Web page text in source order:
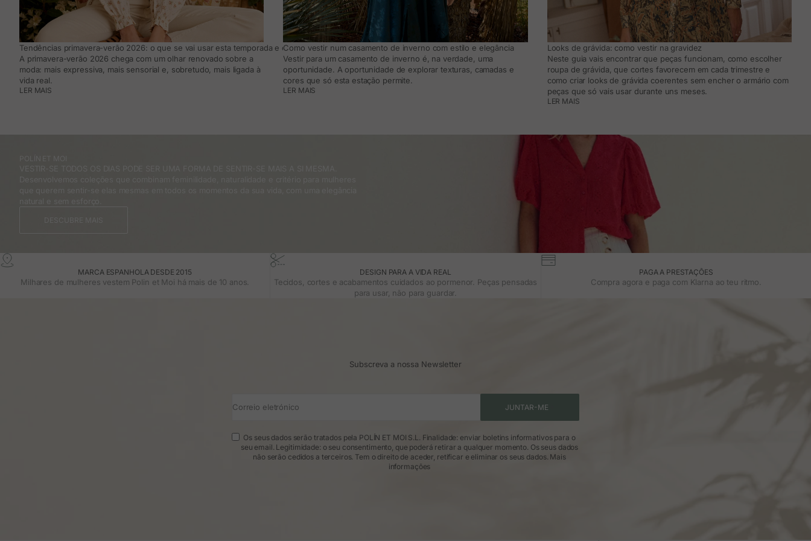
Tendências primavera-verão 2026: o que se vai usar esta temporada e como adaptá-lo ao teu dia a dia
A primavera-verão 2026 chega com um olhar renovado sobre a
moda: mais expressiva, mais sensorial e, sobretudo, mais ligada à
vida real.
LER MAIS
Como vestir num casamento de inverno com estilo e elegância
Vestir para um casamento de inverno é, na verdade, uma
oportunidade. A oportunidade de explorar texturas, camadas e
cores que só esta estação permite.
LER MAIS
Looks de grávida: como vestir na gravidez
Neste guia vais encontrar que peças funcionam, como escolher
roupa de grávida, que cortes favorecem em cada trimestre e
como criar looks de grávida coerentes sem encher o armário com
peças que só vais usar durante uns meses.
LER MAIS
MARCA ESPANHOLA DESDE 2015
Milhares de mulheres vestem Polin et Moi há mais de 10 anos.
DESIGN PARA A VIDA REAL
Tecidos, cortes e acabamentos cuidados ao pormenor. Peças pensadas
para usar, não para guardar.
PAGA A PRESTAÇÕES
Compra agora e paga com Klarna ao teu ritmo.
Subscreva a nossa Newsletter
Correio eletrónico JUNTAR-ME
Os seus dados serão tratados pela POLÍN ET MOI S.L. Finalidade: enviar boletins informativos para o
seu email. Legitimidade: o seu consentimento, que poderá retirar a qualquer momento. Os seus dados
não serão cedidos a terceiros. Tem o direito de aceder, retificar e eliminar os seus dados. Mais
informações